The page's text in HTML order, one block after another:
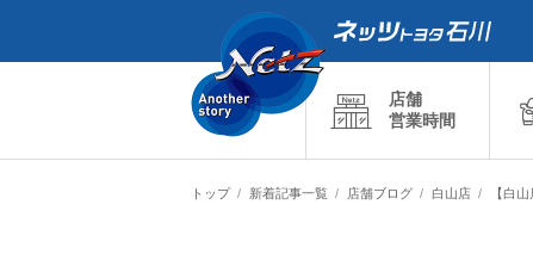
店舗
営業時間
トップ 新着記事一覧 店舗ブログ 白山店 【白